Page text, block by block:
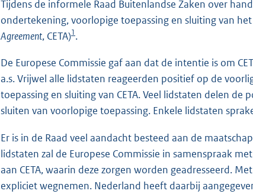
Tijdens de informele Raad Buitenlandse Zaken over
ondertekening, voorlopige toepassing en sluiting van
Agreement, CETA)1.
De Europese Commissie gaf aan dat de intentie is om
a.s. Vrijwel alle lidstaten reageerden positief op de
toepassing en sluiting van CETA. Veel lidstaten delen de
sluiten van voorlopige toepassing. Enkele lidstaten
Er is in de Raad veel aandacht besteed aan de
lidstaten zal de Europese Commissie in samenspraak
aan CETA, waarin deze zorgen worden geadresseerd.
expliciet wegnemen. Nederland heeft daarbij